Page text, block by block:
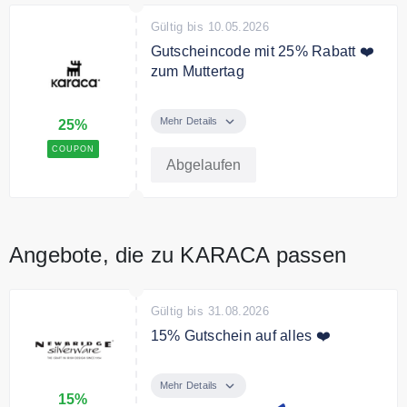
25%
COUPON
Gültig bis 10.05.2026
Gutscheincode mit 25% Rabatt ❤️
zum Muttertag
Sie 25% auf Ihre Bestellung bei
Mehr Details
Abgelaufen
Angebote, die zu KARACA passen
15%
Gültig bis 31.08.2026
15% Gutschein auf alles ❤️
Sie sich in die VIP-Liste eintragen!
Mehr Details